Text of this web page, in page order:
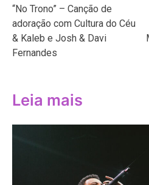
de
Post
“No Trono” – Canção de
adoração com Cultura do Céu
& Kaleb e Josh & Davi
Fernandes
Leia mais